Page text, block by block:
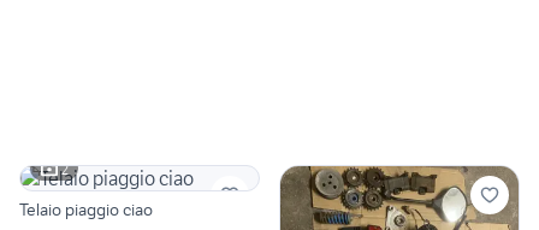
2
Telaio piaggio ciao